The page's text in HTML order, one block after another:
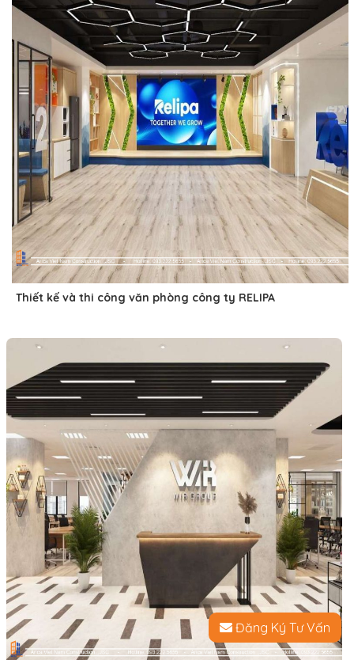
Thiết kế và thi công văn phòng công ty RELIPA
Đăng Ký Tư Vấn